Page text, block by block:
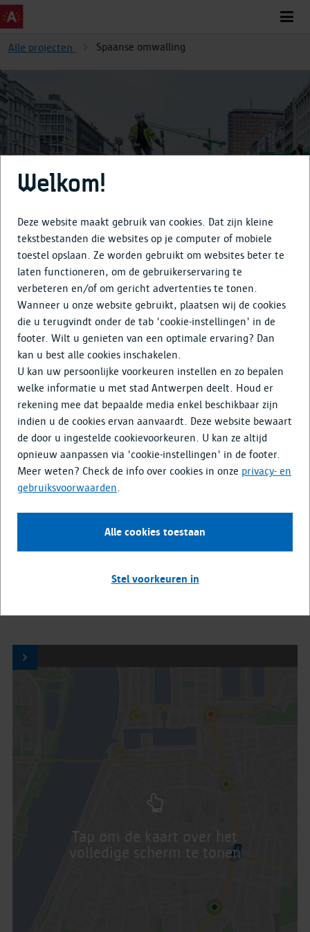
Alle projecten Spaanse omwalling
Spaanse omwalling
Over
Tijdlijn
Doe mee
Media & Nieuws
Noorderlijn, bracht de
Spaanse Omwalling terug
aan het licht
Bij de aanleg van de Noorderlijn (2016-2020) kwam de
stadsomwalling uit de 16de eeuw terug aan het licht. Hier
gracht vol schatten.' in het FelixAtelierover deze boeiende
opgravingsperiode en wandel eens langs de gerestaureerde
Tap om de kaart over het
volledige scherm te tonen
Welkom!
Deze website maakt gebruik van cookies. Dat zijn kleine
tekstbestanden die websites op je computer of mobiele
toestel opslaan. Ze worden gebruikt om websites beter te
laten functioneren, om de gebruikerservaring te
verbeteren en/of om gericht advertenties te tonen.
Wanneer u onze website gebruikt, plaatsen wij de cookies
die u terugvindt onder de tab 'cookie-instellingen' in de
footer. Wilt u genieten van een optimale ervaring? Dan
kan u best alle cookies inschakelen.
U kan uw persoonlijke voorkeuren instellen en zo bepalen
welke informatie u met stad Antwerpen deelt. Houd er
rekening mee dat bepaalde media enkel beschikbaar zijn
indien u de cookies ervan aanvaardt. Deze website bewaart
de door u ingestelde cookievoorkeuren. U kan ze altijd
opnieuw aanpassen via 'cookie-instellingen' in de footer.
Meer weten? Check de info over cookies in onze privacy- en
gebruiksvoorwaarden.
Alle cookies toestaan
Stel voorkeuren in